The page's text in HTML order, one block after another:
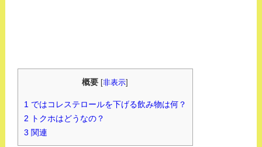
概要 [非表示]
1ではコレステロールを下げる飲み物は何？
2 トクホはどうなの？
3 関連